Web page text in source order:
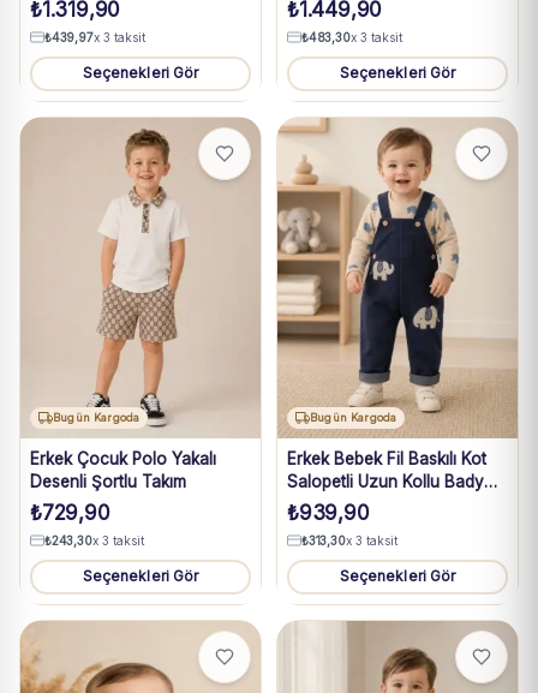
₺1.319,90
₺439,97x 3 taksit
Seçenekleri Gör
₺1.449,90
₺483,30x 3 taksit
Seçenekleri Gör
Bugün Kargoda
Erkek Çocuk Polo Yakalı
Desenli Şortlu Takım
₺729,90
₺243,30x 3 taksit
Seçenekleri Gör
Bugün Kargoda
Erkek Bebek Fil Baskılı Kot
Salopetli Uzun Kollu Bady
Takım 3-18 Ay
₺939,90
₺313,30x 3 taksit
Seçenekleri Gör